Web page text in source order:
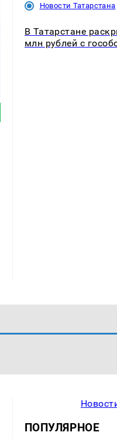
Новости Татарстана
В Татарстане
млн рублей с
ПОПУЛЯРНОЕ